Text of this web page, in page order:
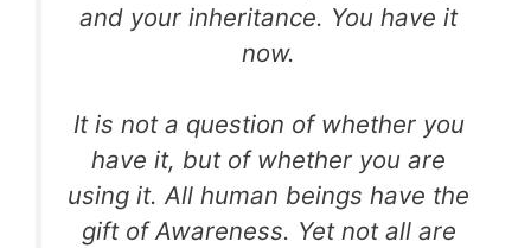
and your inheritance. You have it
now.
It is not a question of whether you
have it, but of whether you are
using it. All human beings have the
gift of Awareness. Yet not all are